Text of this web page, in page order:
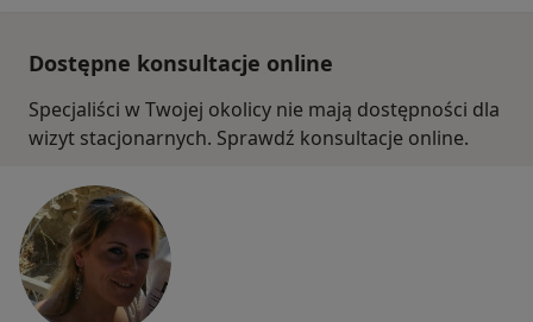
Dostępne konsultacje online
Specjaliści w Twojej okolicy nie mają dostępności dla
wizyt stacjonarnych. Sprawdź konsultacje online.